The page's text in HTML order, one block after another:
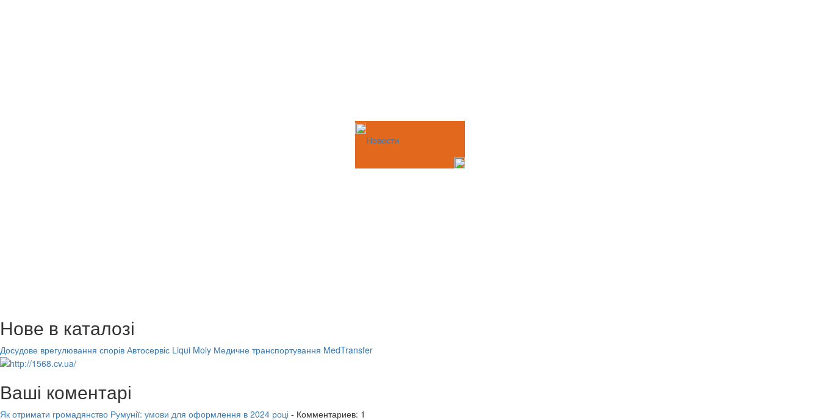
Новости
Нове в каталозі
Досудове врегулювання спорів Автосервіс Liqui Moly Медичне транспортування MedTransfer
Ваші коментарі
Як отримати громадянство Румунії: умови для оформлення в 2024 році - Комментариев: 1